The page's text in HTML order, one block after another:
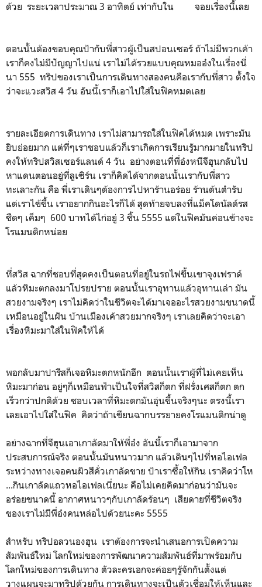
ด้วย ระยะเวลาประมาณ 3 อาทิตย์ เท่ากับใน จอยเรื่องนี้เลย
ตอนนั้นต้องขอบคุณป้ากับพี่สาวผู้เป็นสปอนเซอร์ ถ้าไม่มีพวกเค้า
เราก็คงไม่มีปัญญาไปแน่ เราไม่ได้รวยแบบคุณหมออ๋งในเรื่องนี่
นา 555 ทริปของเราเป็นการเดินทางสองคนคือเรากับพี่สาว ตั้งใจ
ว่าจะแวะสวิส 4 วัน อันนี้เราก็เอาไปใส่ในฟิคหมดเลย
รายละเอียดการเดินทาง เราไม่สามารถใส่ในฟิคได้หมด เพราะมัน
ยิบย่อยมาก แต่ที่ๆเราชอบแล้วก็เราเกิดการเรียนรูัมากมายในทริป
คงให้ทริปสวิสเซอร์แลนด์ 4 วัน อย่างตอนที่พี่อ๋งหนีจีฮุนกลับไป
หาแดนตอนอยู่ที่ลูเซิร์น เราก็คิดได้จากตอนนั้นเรากับพี่สาว
ทะเลาะกัน คือ พี่เราเดินๆต้องการไปหาร้านอร่อย ร้านต้นตำรับ
แต่เราไข้ขึ้น เราอยากกินอะไรก็ได้ สุดท้ายจบลงที่แม็คโดนัลด์รส
ชืดๆ เค็มๆ 600 บาทได้ไก่อยู่ 3 ชิ้น 5555 แต่ในฟิคมันค่อนข้างจะ
โรแมนติกหน่อย
ที่สวิส ฉากที่ชอบที่สุดคงเป็นตอนที่อยู่ในรถไฟขึ้นเขาจุงเฟราด์
แล้วหิมะตกลงมาโปรยปราย ตอนนั้นเราอุทานแล้วอุทานเล่า มัน
สวยงามจริงๆ เราไม่คิดว่าในชีวิตจะได้มาเจออะไรสวยงามขนาดนี้
เหมือนอยู่ในฝัน บ้านเมืองเค้าสวยมากจริงๆ เราเลยคิดว่าจะเอา
เรื่องหิมะมาใส่ในฟิคให้ได้
พอกลับมาปารีสก็เจอหิมะตกหนักอีก ตอนนั้นเราผู้ที่ไม่เคยเห็น
หิมะมาก่อน อยู่ๆก็เหมือนฟ้าเป็นใจที่สวิสก็ตก ที่ฝรั่งเศสก็ตก ตก
เร็วกว่าปกติด้วย ชอบเวลาที่หิมะตกมันอุ่นขึ้นจริงๆนะ ตรงนี้เรา
เลยเอาไปใส่ในฟิค คิดว่าถ้าเขียนฉากบรรยายคงโรแมนติกน่าดู
อย่างฉากที่จีฮุนเอาเกาลัดมาให้พี่อ๋ง อันนี้เราก็เอามาจาก
ประสบการณ์จริง ตอนนั้นมันหนาวมาก แล้วเดินๆไปที่หอไอเฟล
ระหว่างทางเจอคนผิวสีคั่วเกาลัดขาย ป้าเราซื้อให้กิน เราคิดว่าโห
...กินเกาลัดแถวหอไอเฟลเนี่ยนะ คือไม่เคยคิดมาก่อนว่ามันจะ
อร่อยขนาดนี้ อากาศหนาวๆกับเกาลัดร้อนๆ เสียดายที่ชีวิตจริง
ของเราไม่มีพี่อ๋งคนหล่อไปด้วยนะคะ 5555
สำหรับ ทริปอลวนองฮุน เราต้องการจะนำเสนอการเปิดความ
สัมพันธ์ใหม่ โลกใหม่ของการพัฒนาความสัมพันธ์ที่มาพร้อมกับ
โลกใหม่ของการเดินทาง ตัวละครเอกจะค่อยๆรู้จักกันตั้งแต่
วางแผนจะมาทริปด้วยกัน การเดินทางจะเป็นตัวเชื่อมให้เห็นและ